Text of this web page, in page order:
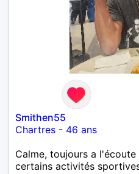
Smithen55
Chartres - 46 ans
Calme, toujours a
certains activités